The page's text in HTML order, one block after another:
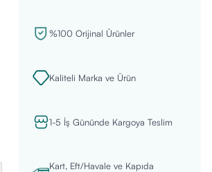
%100 Orijinal Ürünler
Kaliteli Marka ve Ürün
1-5 İş Gününde Kargoya Teslim
Kart, Eft/Havale ve Kapıda